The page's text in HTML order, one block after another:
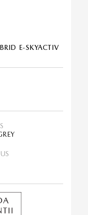
E-SKYACTIV